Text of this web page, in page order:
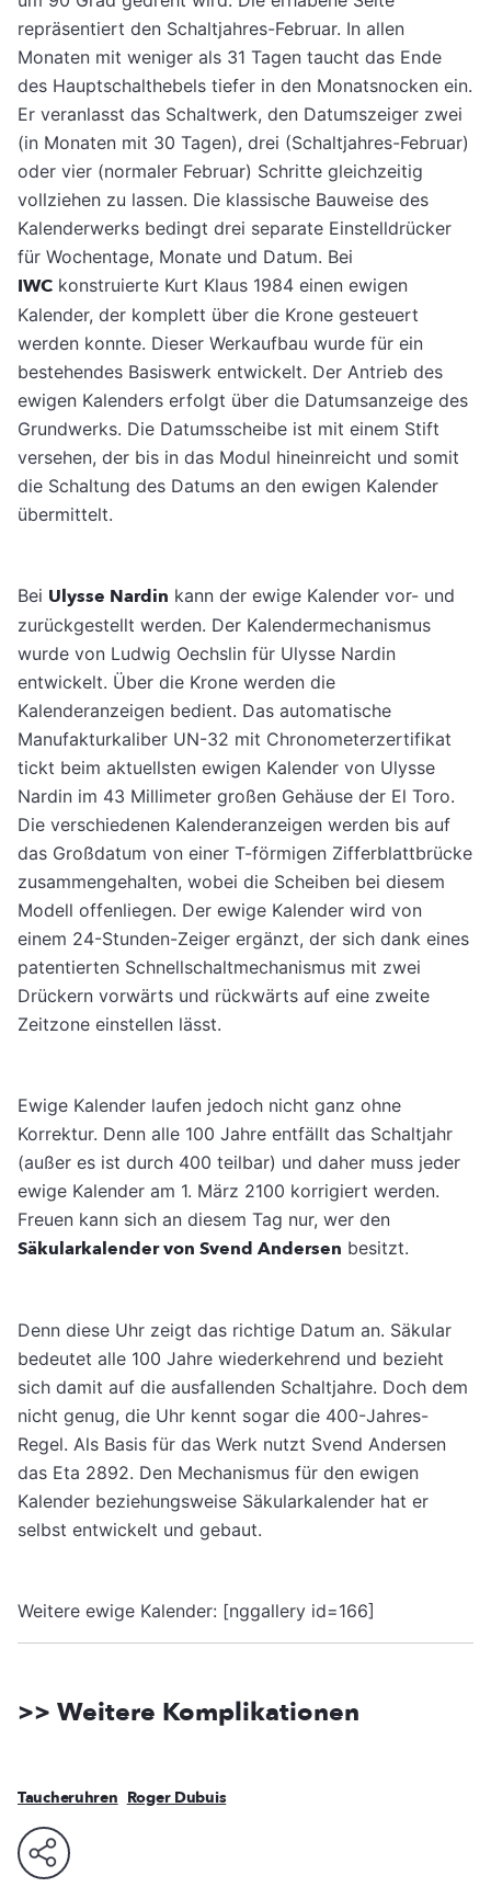
repräsentiert den Schaltjahres-Februar. In allen
Monaten mit weniger als 31 Tagen taucht das Ende
des Hauptschalthebels tiefer in den Monatsnocken ein.
Er veranlasst das Schaltwerk, den Datumszeiger zwei
(in Monaten mit 30 Tagen), drei (Schaltjahres-Februar)
oder vier (normaler Februar) Schritte gleichzeitig
vollziehen zu lassen. Die klassische Bauweise des
Kalenderwerks bedingt drei separate Einstelldrücker
für Wochentage, Monate und Datum. Bei
IWC konstruierte Kurt Klaus 1984 einen ewigen
Kalender, der komplett über die Krone gesteuert
werden konnte. Dieser Werkaufbau wurde für ein
bestehendes Basiswerk entwickelt. Der Antrieb des
ewigen Kalenders erfolgt über die Datumsanzeige des
Grundwerks. Die Datumsscheibe ist mit einem Stift
versehen, der bis in das Modul hineinreicht und somit
die Schaltung des Datums an den ewigen Kalender
übermittelt.
Bei Ulysse Nardin kann der ewige Kalender vor- und
zurückgestellt werden. Der Kalendermechanismus
wurde von Ludwig Oechslin für Ulysse Nardin
entwickelt. Über die Krone werden die
Kalenderanzeigen bedient. Das automatische
Manufakturkaliber UN-32 mit Chronometerzertifikat
tickt beim aktuellsten ewigen Kalender von Ulysse
Nardin im 43 Millimeter großen Gehäuse der El Toro.
Die verschiedenen Kalenderanzeigen werden bis auf
das Großdatum von einer T-förmigen Zifferblattbrücke
zusammengehalten, wobei die Scheiben bei diesem
Modell offenliegen. Der ewige Kalender wird von
einem 24-Stunden-Zeiger ergänzt, der sich dank eines
patentierten Schnellschaltmechanismus mit zwei
Drückern vorwärts und rückwärts auf eine zweite
Zeitzone einstellen lässt.
Ewige Kalender laufen jedoch nicht ganz ohne
Korrektur. Denn alle 100 Jahre entfällt das Schaltjahr
(außer es ist durch 400 teilbar) und daher muss jeder
ewige Kalender am 1. März 2100 korrigiert werden.
Freuen kann sich an diesem Tag nur, wer den
Säkularkalender von Svend Andersen besitzt.
Denn diese Uhr zeigt das richtige Datum an. Säkular
bedeutet alle 100 Jahre wiederkehrend und bezieht
sich damit auf die ausfallenden Schaltjahre. Doch dem
nicht genug, die Uhr kennt sogar die 400-Jahres-
Regel. Als Basis für das Werk nutzt Svend Andersen
das Eta 2892. Den Mechanismus für den ewigen
Kalender beziehungsweise Säkularkalender hat er
selbst entwickelt und gebaut.
Weitere ewige Kalender: [nggallery id=166]
>> Weitere Komplikationen
Taucheruhren Roger Dubuis